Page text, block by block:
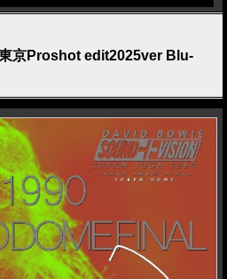
京Proshot edit2025ver Blu-